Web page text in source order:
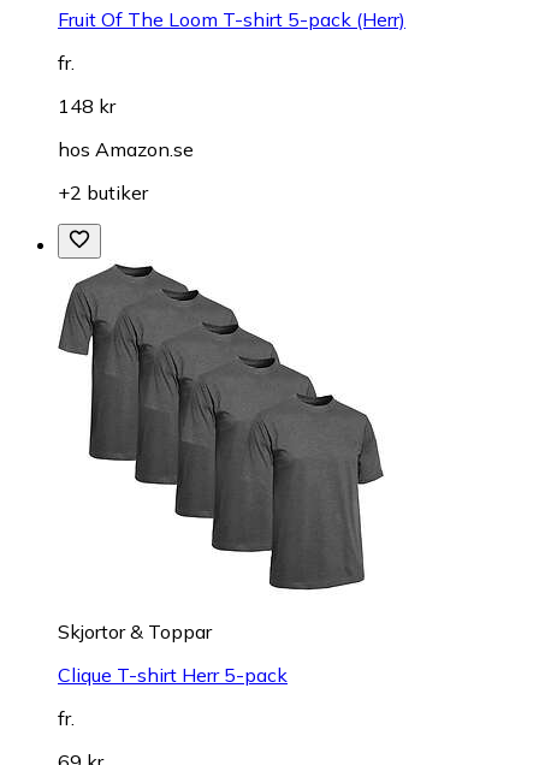
Fruit Of The Loom T-shirt 5-pack (Herr)
fr.
148 kr
hos Amazon.se
+2 butiker
Skjortor & Toppar
Clique T-shirt Herr 5-pack
fr.